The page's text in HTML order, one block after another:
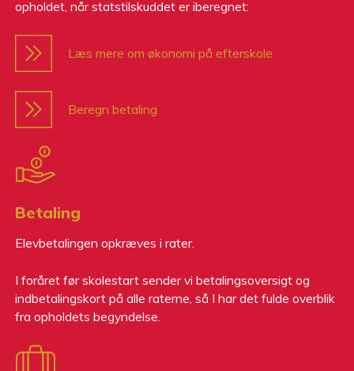
opholdet, når statstilskuddet er iberegnet:
Læs mere om økonomi på efterskole
Beregn betaling
Betaling
Elevbetalingen opkræves i rater.
I foråret før skolestart sender vi betalingsoversigt og
indbetalingskort på alle raterne, så I har det fulde overblik
fra opholdets begyndelse.